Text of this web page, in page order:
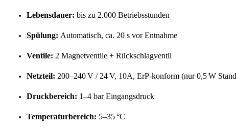
Lebensdauer: bis zu 2.000 Betriebsstunden
Spülung: Automatisch, ca. 20 s vor Entnahme
Ventile: 2 Magnetventile + Rückschlagventil
Netzteil: 200–240 V / 24 V, 10A, ErP-konform (nur 0,5 W
Druckbereich: 1–4 bar Eingangsdruck
Temperaturbereich: 5–35 °C